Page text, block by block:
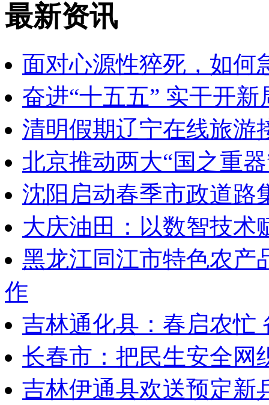
最新资讯
面对心源性猝死，如何
奋进“十五五” 实干开
清明假期辽宁在线旅游
北京推动两大“国之重
沈阳启动春季市政道路
大庆油田：以数智技术
黑龙江同江市特色农产
作
吉林通化县：春启农忙
长春市：把民生安全网
吉林伊通县欢送预定新